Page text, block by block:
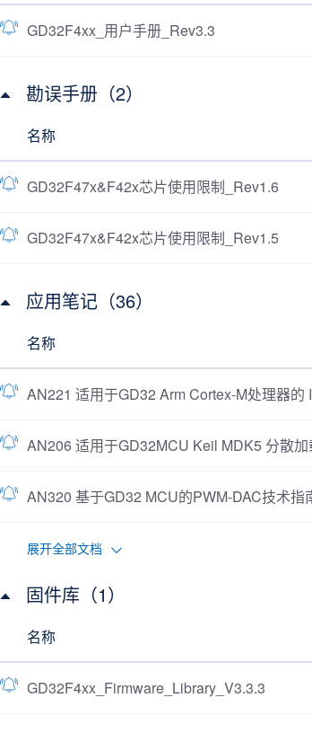
GD32F4xx_用户手册_Rev3.3
勘误手册（2）
名称
GD32F47x&F42x芯片使用限制_Rev1.6
GD32F47x&F42x芯片使用限制_Rev1.5
应用笔记（36）
名称
AN221 适用于GD32 Arm Cortex-M处理器
AN206 适用于GD32MCU Keil MDK5 分散加
AN320 基于GD32 MCU的PWM-DAC技术指
展开全部文档
固件库（1）
名称
GD32F4xx_Firmware_Library_V3.3.3